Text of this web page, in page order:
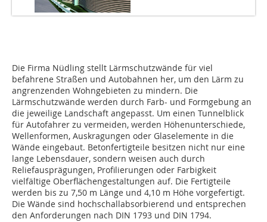
Die Firma Nüdling stellt Lärmschutzwände für viel
befahrene Straßen und Autobahnen her, um den Lärm zu
angrenzenden Wohngebieten zu mindern. Die
Lärmschutzwände werden durch Farb- und Formgebung an
die jeweilige Landschaft angepasst. Um einen Tunnelblick
für Autofahrer zu vermeiden, werden Höhenunterschiede,
Wellenformen, Auskragungen oder Glaselemente in die
Wände eingebaut. Betonfertigteile besitzen nicht nur eine
lange Lebensdauer, sondern weisen auch durch
Reliefausprägungen, Profilierungen oder Farbigkeit
vielfältige Oberflächengestaltungen auf. Die Fertigteile
werden bis zu 7,50 m Länge und 4,10 m Höhe vorgefertigt.
Die Wände sind hochschallabsorbierend und entsprechen
den Anforderungen nach DIN 1793 und DIN 1794.